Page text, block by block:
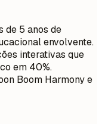
de 5 anos de
envolvente.
interativas que
em 40%.
Boom Harmony e